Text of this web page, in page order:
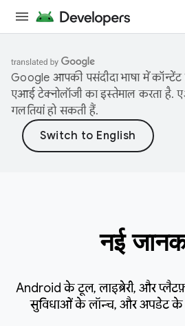
Google आपकी पसंदीदा भाषा में
एआई टेक्नोलॉजी का इस्तेमाल करता है.
गलतियां हो सकती हैं.
नई
Android के टूल, लाइब्रेरी, और
सुविधाओं के लॉन्च, और अपडेट के